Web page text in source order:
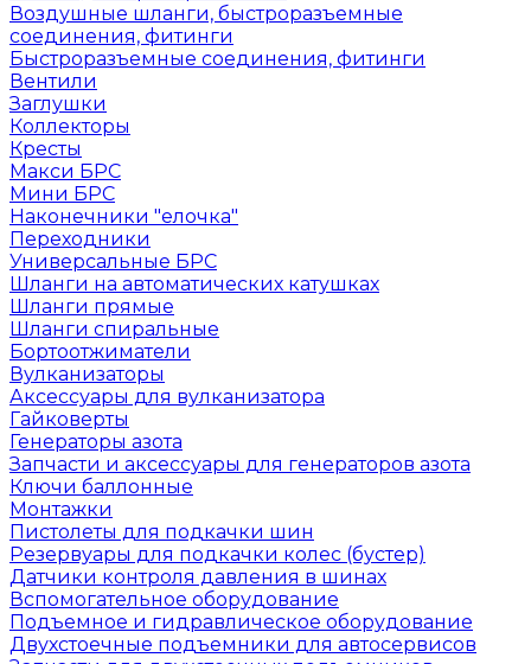
Воздушные шланги, быстроразъемные
соединения, фитинги
Быстроразъемные соединения, фитинги
Вентили
Заглушки
Коллекторы
Кресты
Макси БРС
Мини БРС
Наконечники "елочка"
Переходники
Универсальные БРС
Шланги на автоматических катушках
Шланги прямые
Шланги спиральные
Бортоотжиматели
Вулканизаторы
Аксессуары для вулканизатора
Гайковерты
Генераторы азота
Запчасти и аксессуары для генераторов азота
Ключи баллонные
Монтажки
Пистолеты для подкачки шин
Резервуары для подкачки колес (бустер)
Датчики контроля давления в шинах
Вспомогательное оборудование
Подъемное и гидравлическое оборудование
Двухстоечные подъемники для автосервисов